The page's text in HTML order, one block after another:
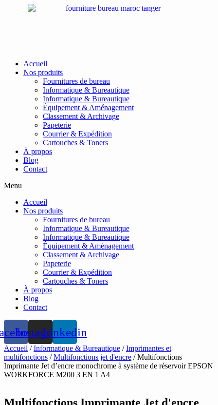
Accueil
Nos produits
Fournitures de bureau
Informatique & Bureautique
Informatique & Bureautique
Équipement & Aménagement
Classement & Archivage
Papeterie
Courrier & Expédition
Cartouches & Toners
À propos
Blog
Contact
Menu
Accueil
Nos produits
Fournitures de bureau
Informatique & Bureautique
Informatique & Bureautique
Équipement & Aménagement
Classement & Archivage
Papeterie
Courrier & Expédition
Cartouches & Toners
À propos
Blog
Contact
InstagramLinkedin
Accueil /Informatique & Bureautique /Imprimantes et
multifonctions /Multifonctions jet d'encre / Multifonctions
Imprimante Jet d’encre monochrome à système de réservoir EPSON
WORKFORCE M200 3 EN 1 A4